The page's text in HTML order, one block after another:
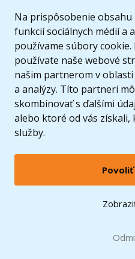
Na prispôsobenie
funkcií sociálnych médií a
používame súbory
používate naše webové
našim partnerom v
a analýzy. Títo partneri
skombinovať s ďalšími
alebo ktoré od vás získali,
služby.
LEGO, logo LEGO a minifigúrka sú
2024 The
Zobraziť
Doprava zadarmopri